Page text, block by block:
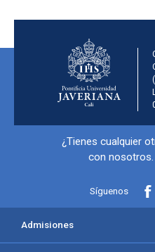
Información
¿Tienes cualquier
con nosotros.
Síguenos
Menú principal del
Admisiones